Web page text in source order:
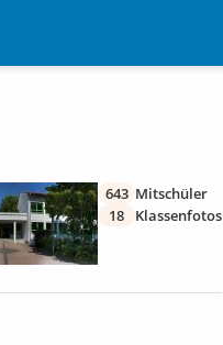
643 Mitschüler
18
Klassenfotos